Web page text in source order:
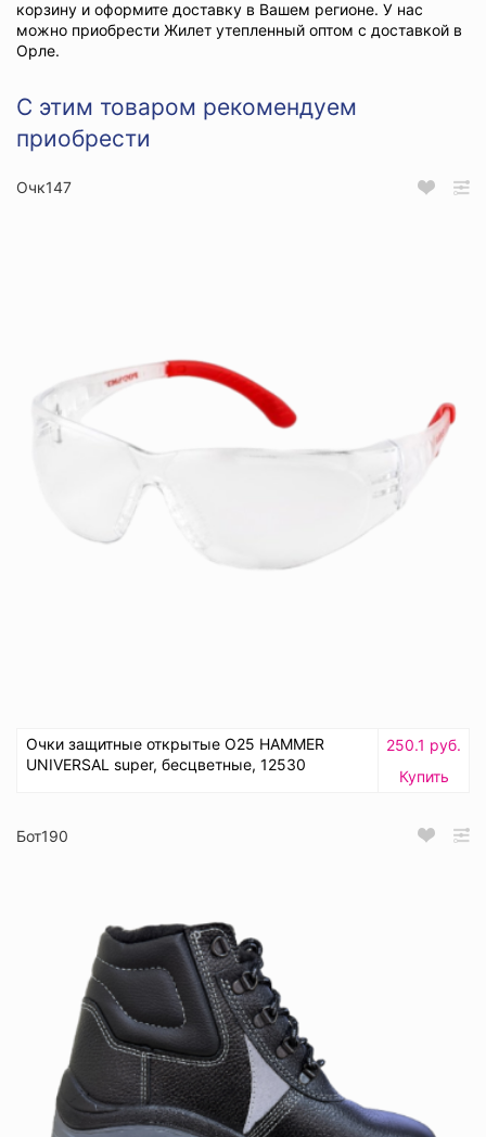
корзину и оформите доставку в Вашем регионе. У нас
можно приобрести Жилет утепленный оптом с доставкой в
Орле.
С этим товаром рекомендуем
приобрести
Очк147
Очки защитные открытые О25 HAMMER
UNIVERSAL super, бесцветные, 12530
250.1 руб.
Купить
Бот190